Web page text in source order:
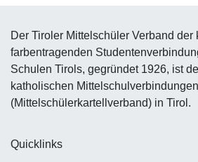
Der Tiroler Mittelschüler Verband der
farbentragenden
Schulen Tirols, gegründet 1926, ist
katholischen
(Mittelschülerkartellverband) in Tirol.
Quicklinks